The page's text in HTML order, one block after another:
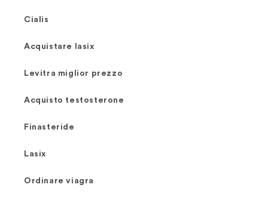
Cialis
Acquistare lasix
Levitra miglior prezzo
Acquisto testosterone
Finasteride
Lasix
Ordinare viagra